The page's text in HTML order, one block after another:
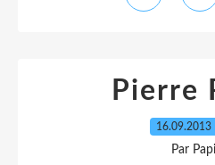
Pierre
16.09.2013
Par